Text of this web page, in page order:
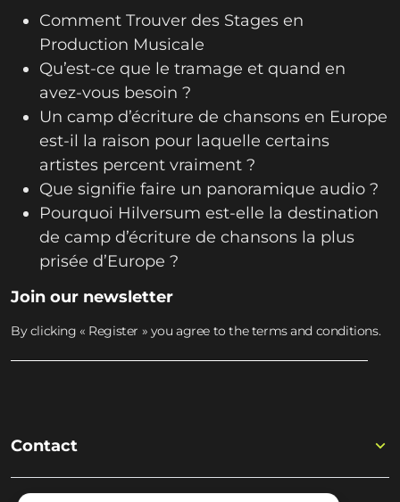
Comment Trouver des Stages en
Production Musicale
Qu’est-ce que le tramage et quand en
avez-vous besoin ?
Un camp d’écriture de chansons en Europe
est-il la raison pour laquelle certains
artistes percent vraiment ?
Que signifie faire un panoramique audio ?
Pourquoi Hilversum est-elle la destination
de camp d’écriture de chansons la plus
prisée d’Europe ?
Join our newsletter
By clicking « Register » you agree to the terms and conditions.
Contact